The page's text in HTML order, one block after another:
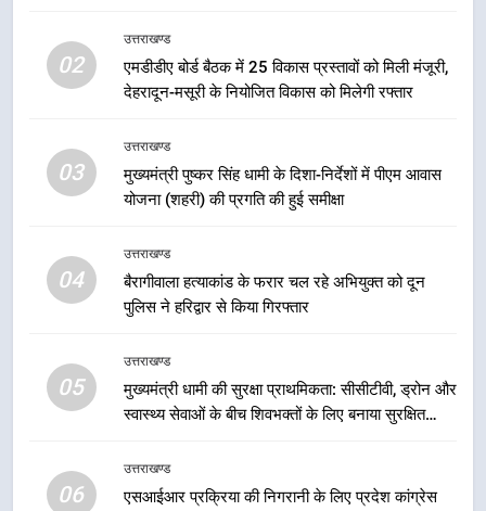
02
उत्तराखण्ड
एमडीडीए बोर्ड बैठक में 25 विकास प्रस्तावों को मिली मंजूरी,
देहरादून-मसूरी के नियोजित विकास को मिलेगी रफ्तार
03
उत्तराखण्ड
मुख्यमंत्री पुष्कर सिंह धामी के दिशा-निर्देशों में पीएम आवास
योजना (शहरी) की प्रगति की हुई समीक्षा
04
उत्तराखण्ड
बैरागीवाला हत्याकांड के फरार चल रहे अभियुक्त को दून
पुलिस ने हरिद्वार से किया गिरफ्तार
05
उत्तराखण्ड
मुख्यमंत्री धामी की सुरक्षा प्राथमिकता: सीसीटीवी, ड्रोन और
स्वास्थ्य सेवाओं के बीच शिवभक्तों के लिए बनाया सुरक्षित
06
उत्तराखण्ड
एसआईआर प्रक्रिया की निगरानी के लिए प्रदेश कांग्रेस
कांवड़ मार्ग
का शुभारंभ
उत्तराखण्ड
सड़क सुरक्षा पर डीएम का सख्त एक्शन,
ब्लैक स्पॉट होंगे सुरक्षित, हर माह होगी
8
महाराज की राजस्थान के मुख्यमंत्री से